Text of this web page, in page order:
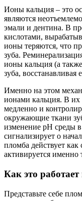
Ионы кальция – это
являются
эмали и дентина. В
кислотами,
ионы теряются, что
зуба.
ионы кальция (а
зуба, восстанавливая
Именно на этом
ионами кальция. В их
медленно и
окружающие ткани
изменение pH среды
сигнализирует о
пломба действует как
активируется именно
Как это
Представьте себе